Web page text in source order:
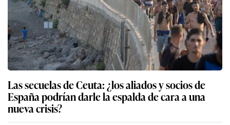
Las secuelas de Ceuta: ¿los aliados y socios de
España podrían darle la espalda de cara a una
nueva crisis?